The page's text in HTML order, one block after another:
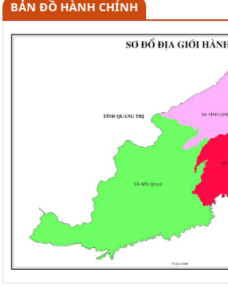
BẢN ĐỒ HÀNH CHÍNH